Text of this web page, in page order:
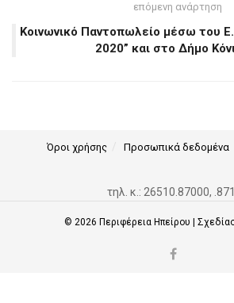
επόμενη ανάρτηση
Κοινωνικό Παντοπωλείο μέσω του
2020” και στο Δήμο
Όροι χρήσης Προσωπικά δεδομένα
τηλ. κ.: 26510.87000,
© 2026 Περιφέρεια Ηπείρου |